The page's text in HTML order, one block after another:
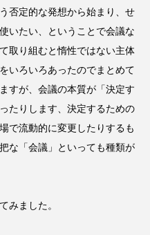
否定的な発想から始まり、せ
いたい、ということで会議な
取り組むと惰性ではない主体
いろいろあったのでまとめて
すが、会議の本質が「決定す
たりします、決定するための
で流動的に変更したりするも
な「会議」といっても種類が
みました。